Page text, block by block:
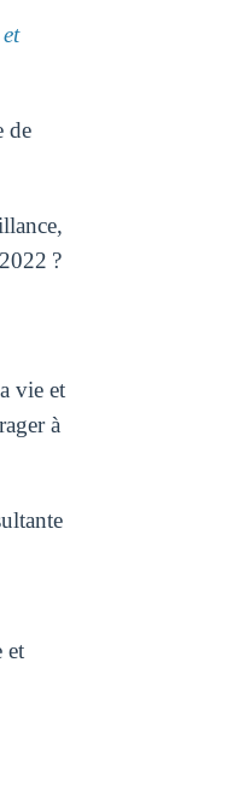
de
?
vie et
à
et